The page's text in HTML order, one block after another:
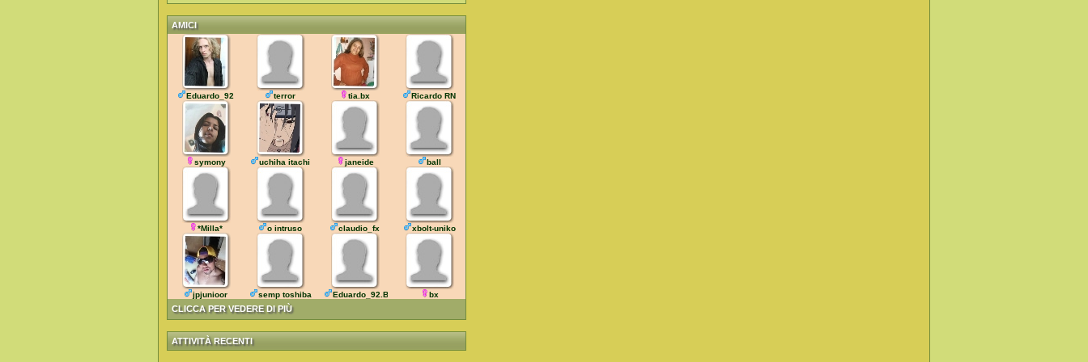
AMICI
CLICCA PER VEDERE DI PIÙ
Eduardo_92 terror tia.bx Ricardo RN
symony uchiha itachi janeide ball
*Milla* o intruso claudio_fx xbolt-uniko
jpjunioor semp toshiba Eduardo_92.Br bx
ATTIVITÀ RECENTI